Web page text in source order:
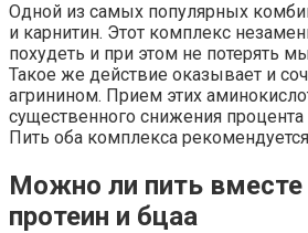
Одной из самых популярных
и карнитин. Этот комплекс
похудеть и при этом не потерять
Такое же действие оказывает и
агринином. Прием этих
существенного снижения
Пить оба комплекса
Можно ли пить вместе
протеин и бцаа